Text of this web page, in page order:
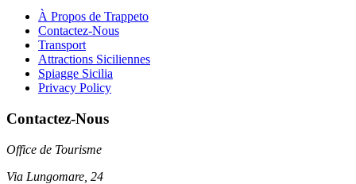
À Propos de Trappeto
Contactez-Nous
Transport
Attractions Siciliennes
Spiagge Sicilia
Privacy Policy
Contactez-Nous
Office de Tourisme
Via Lungomare, 24